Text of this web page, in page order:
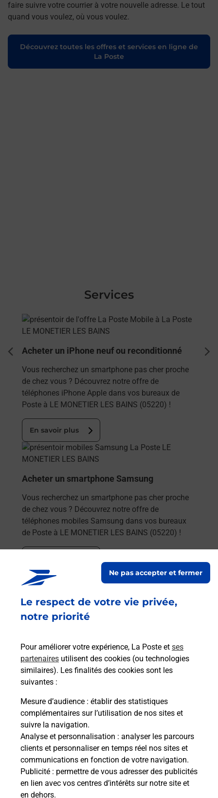
Le respect de votre vie privée,
notre priorité
Pour améliorer votre expérience, La Poste et ses
partenaires utilisent des cookies (ou technologies
similaires). Les finalités des cookies sont les
suivantes :
Mesure d’audience : établir des statistiques
complémentaires sur l’utilisation de nos sites et
suivre la navigation.
Analyse et personnalisation : analyser les parcours
clients et personnaliser en temps réel nos sites et
communications en fonction de votre navigation.
Publicité : permettre de vous adresser des publicités
en lien avec vos centres d’intérêts sur notre site et
en dehors.
Ne pas accepter et fermer
faire suivre votre courrier à votre nouvelle adresse. Le tout
quand vous voulez, où vous voulez.
Découvrez toutes les offres et services en ligne de
La Poste
Services
En savoir plus
Acheter un iPhone neuf ou reconditionné
Vous recherchez un smartphone pas cher proche
de chez vous ? Découvrez notre offre de
téléphones iPhone Apple dans vos bureaux de
Poste à LE MONETIER LES BAINS (05220) !
En savoir plus
En savoir plus
Acheter un smartphone Samsung
Vous recherchez un smartphone pas cher proche
de chez vous ? Découvrez notre offre de
téléphones mobiles Samsung dans vos bureaux
de Poste à LE MONETIER LES BAINS (05220) !
En savoir plus
Vous souhaitez envoyer un colis depuis : LE
En savoir plus
En savoir plus
Souscrire à la téléassistance
Besoin d’un système de téléassistance à l’intérieur
et/ou à l’extérieur de votre domicile ? Découvrez
les offres téléalarme dans votre bureau de Poste à
LE MONETIER LES BAINS.
En savoir plus